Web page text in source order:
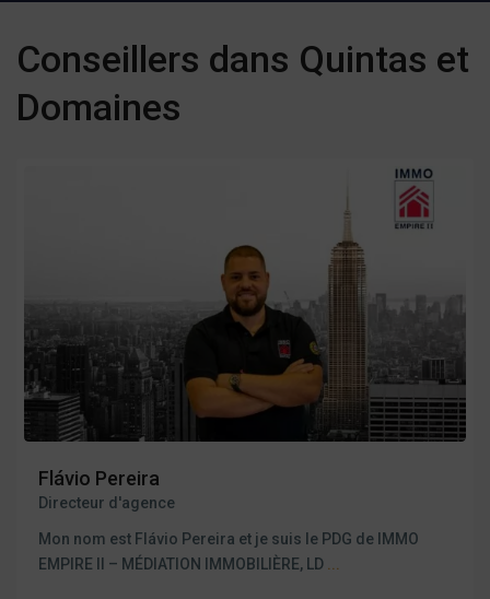
Conseillers dans Quintas et
Domaines
Flávio Pereira
Directeur d'agence
Mon nom est Flávio Pereira et je suis le PDG de IMMO
EMPIRE II – MÉDIATION IMMOBILIÈRE, LD ...